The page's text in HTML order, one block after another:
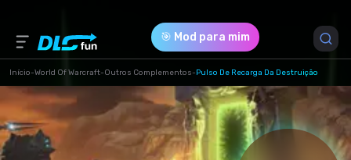
🎯 Mod para mim
Início-World Of Warcraft-Outros Complementos-Pulso De Recarga Da Destruição
Versão do Jogo *
2.4.3 (116bada57e30701480329e4231aa66f0.rar)